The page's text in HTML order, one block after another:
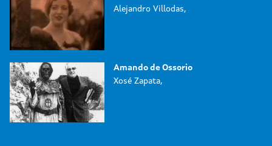
Alejandro Villodas,
Amando de Ossorio
Xosé Zapata,